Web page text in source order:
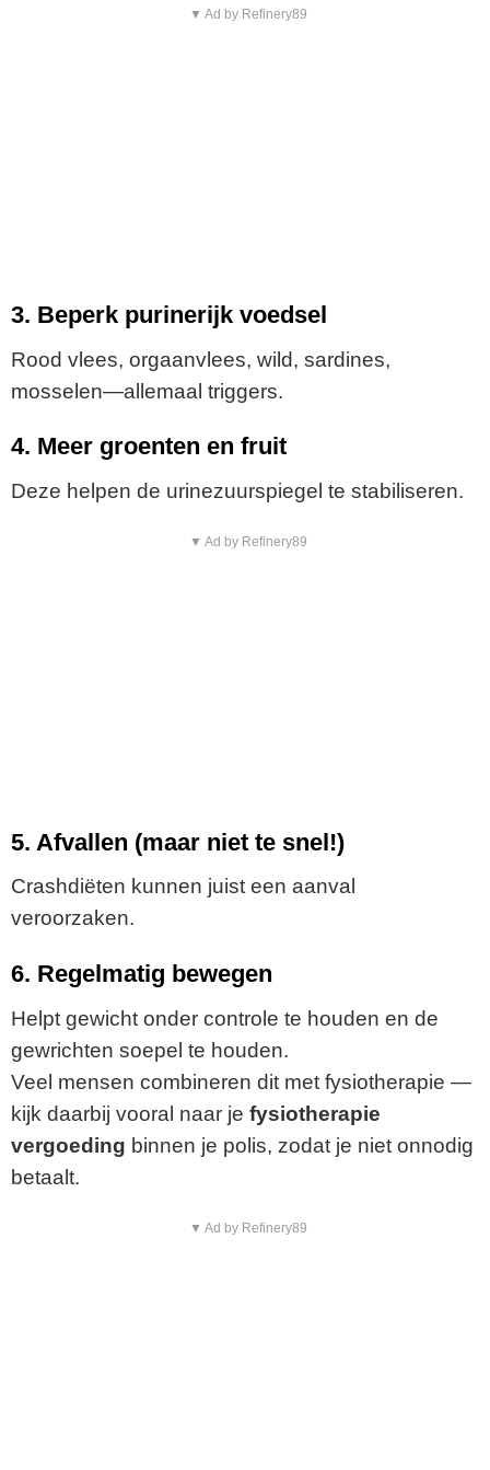
▼ Ad by Refinery89
3. Beperk purinerijk voedsel
Rood vlees, orgaanvlees, wild, sardines,
mosselen—allemaal triggers.
4. Meer groenten en fruit
Deze helpen de urinezuurspiegel te stabiliseren.
▼ Ad by Refinery89
5. Afvallen (maar niet te snel!)
Crashdiëten kunnen juist een aanval
veroorzaken.
6. Regelmatig bewegen
Helpt gewicht onder controle te houden en de
gewrichten soepel te houden.
Veel mensen combineren dit met fysiotherapie —
kijk daarbij vooral naar je fysiotherapie
vergoeding binnen je polis, zodat je niet onnodig
betaalt.
▼ Ad by Refinery89